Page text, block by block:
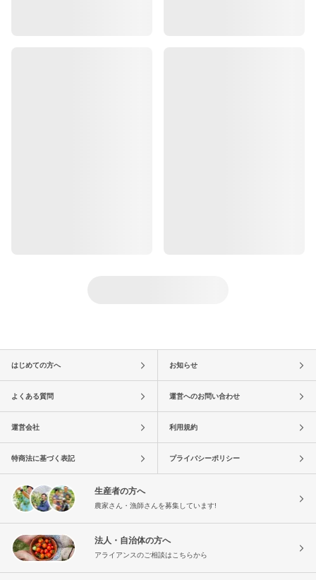
はじめての方へ お知らせ
よくある質問 運営へのお問い合わせ
運営会社 利用規約
特商法に基づく表記 プライバシーポリシー
生産者の方へ
農家さん・漁師さんを募集しています!
法人・自治体の方へ
アライアンスのご相談はこちらから